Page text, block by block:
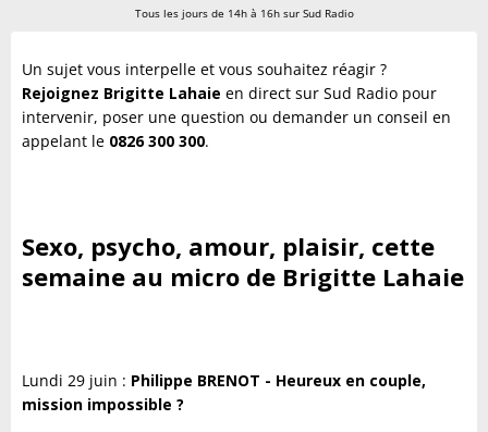
Tous les jours de 14h à 16h sur Sud Radio
Un sujet vous interpelle et vous souhaitez réagir ?
Rejoignez Brigitte Lahaie en direct sur Sud Radio pour
intervenir, poser une question ou demander un conseil en
appelant le 0826 300 300.
Sexo, psycho, amour, plaisir, cette
semaine au micro de Brigitte Lahaie
Lundi 29 juin : Philippe BRENOT - Heureux en couple,
mission impossible ?